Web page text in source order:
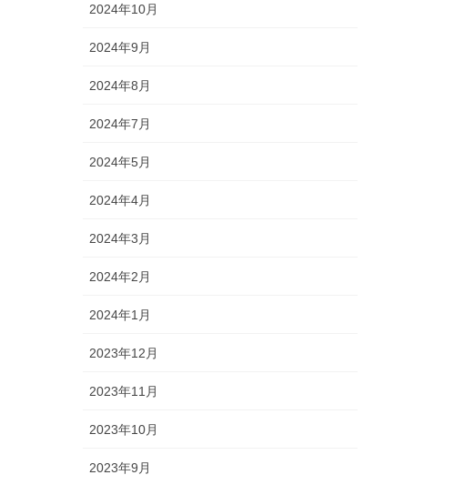
2024年10月
2024年9月
2024年8月
2024年7月
2024年5月
2024年4月
2024年3月
2024年2月
2024年1月
2023年12月
2023年11月
2023年10月
2023年9月